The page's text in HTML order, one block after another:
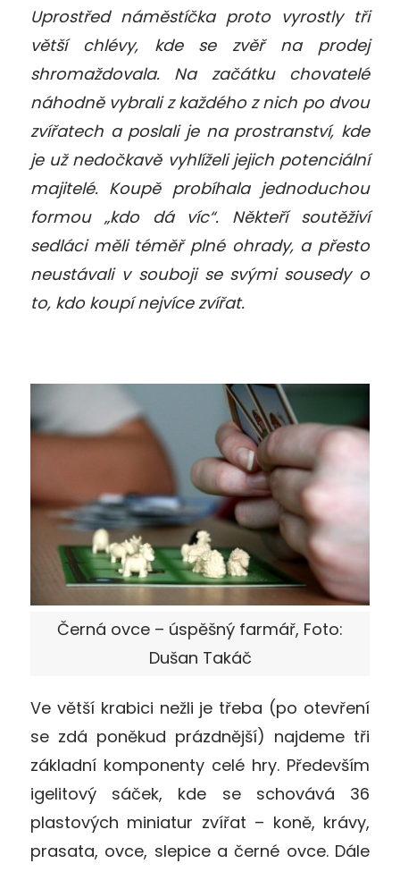
Uprostřed náměstíčka proto vyrostly tři
větší chlévy, kde se zvěř na prodej
shromaždovala. Na začátku chovatelé
náhodně vybrali z každého z nich po dvou
zvířatech a poslali je na prostranství, kde
je už nedočkavě vyhlíželi jejich potenciální
majitelé. Koupě probíhala jednoduchou
formou „kdo dá víc“. Někteří soutěživí
sedláci měli téměř plné ohrady, a přesto
neustávali v souboji se svými sousedy o
to, kdo koupí nejvíce zvířat.
Černá ovce – úspěšný farmář, Foto:
Dušan Takáč
Ve větší krabici nežli je třeba (po otevření
se zdá poněkud prázdnější) najdeme tři
základní komponenty celé hry. Především
igelitový sáček, kde se schovává 36
plastových miniatur zvířat – koně, krávy,
prasata, ovce, slepice a černé ovce. Dále